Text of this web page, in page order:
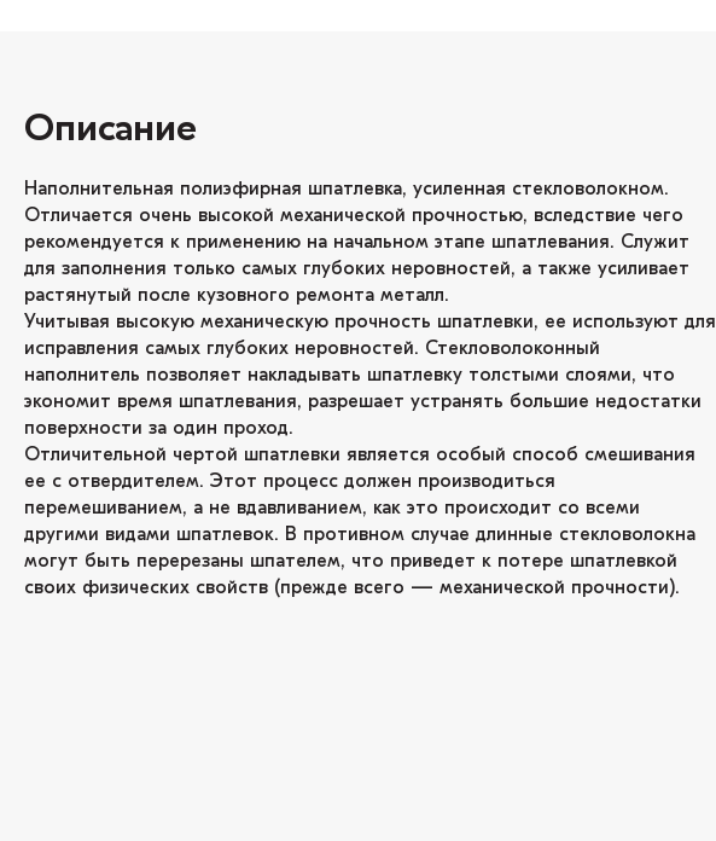
Описание
Наполнительная полиэфирная шпатлевка, усиленная стекловолокном.
Отличается очень высокой механической прочностью, вследствие чего
рекомендуется к применению на начальном этапе шпатлевания. Служит
для заполнения только самых глубоких неровностей, а также усиливает
растянутый после кузовного ремонта металл.
Учитывая высокую механическую прочность шпатлевки, ее используют для
исправления самых глубоких неровностей. Стекловолоконный
наполнитель позволяет накладывать шпатлевку толстыми слоями, что
экономит время шпатлевания, разрешает устранять большие недостатки
поверхности за один проход.
Отличительной чертой шпатлевки является особый способ смешивания
ее с отвердителем. Этот процесс должен производиться
перемешиванием, а не вдавливанием, как это происходит со всеми
другими видами шпатлевок. В противном случае длинные стекловолокна
могут быть перерезаны шпателем, что приведет к потере шпатлевкой
своих физических свойств (прежде всего — механической прочности).